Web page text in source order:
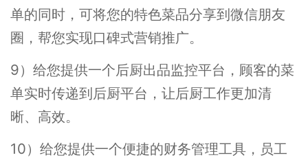
单的同时，可将您的特色菜品分享到微信朋友
圈，帮您实现口碑式营销推广。
9）给您提供一个后厨出品监控平台，顾客的菜
单实时传递到后厨平台，让后厨工作更加清
晰、高效。
10）给您提供一个便捷的财务管理工具，员工